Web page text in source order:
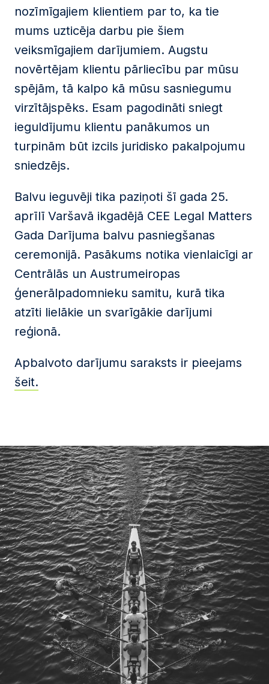
nozīmīgajiem klientiem par to, ka tie
mums uzticēja darbu pie šiem
veiksmīgajiem darījumiem. Augstu
novērtējam klientu pārliecību par mūsu
spējām, tā kalpo kā mūsu sasniegumu
virzītājspēks. Esam pagodināti sniegt
ieguldījumu klientu panākumos un
turpinām būt izcils juridisko pakalpojumu
sniedzējs.
Balvu ieguvēji tika paziņoti šī gada 25.
aprīlī Varšavā ikgadējā CEE Legal Matters
Gada Darījuma balvu pasniegšanas
ceremonijā. Pasākums notika vienlaicīgi ar
Centrālās un Austrumeiropas
ģenerālpadomnieku samitu, kurā tika
atzīti lielākie un svarīgākie darījumi
reģionā.
Apbalvoto darījumu saraksts ir pieejams
šeit.